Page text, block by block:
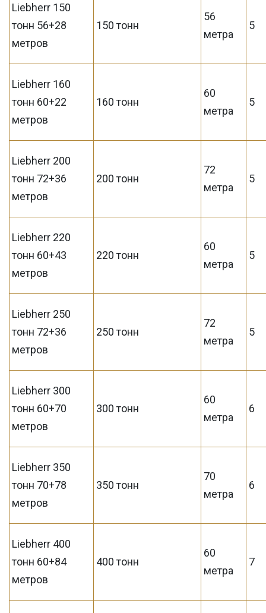
Liebherr 150
тонн 56+28
метров
150 тонн
56
метра
5
Liebherr 160
тонн 60+22
метров
160 тонн
60
метра
5
Liebherr 200
тонн 72+36
метров
200 тонн
72
метра
5
Liebherr 220
тонн 60+43
метров
220 тонн
60
метра
5
Liebherr 250
тонн 72+36
метров
250 тонн
72
метра
5
Liebherr 300
тонн 60+70
метров
300 тонн
60
метра
6
Liebherr 350
тонн 70+78
метров
350 тонн
70
метра
6
Liebherr 400
тонн 60+84
метров
400 тонн
60
метра
7